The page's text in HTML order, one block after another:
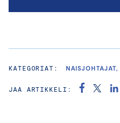
KATEGORIAT:
JAA ARTIKKELI: